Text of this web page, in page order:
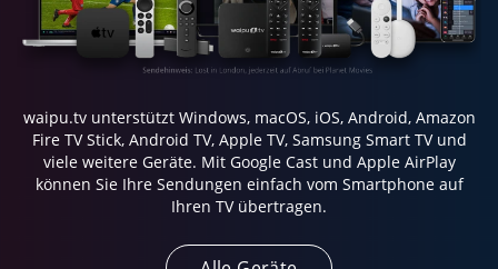
waipu.tv unterstützt Windows, macOS, iOS, Android, Amazon
Fire TV Stick, Android TV, Apple TV, Samsung Smart TV und
viele weitere Geräte. Mit Google Cast und Apple AirPlay
können Sie Ihre Sendungen einfach vom Smartphone auf
Ihren TV übertragen.